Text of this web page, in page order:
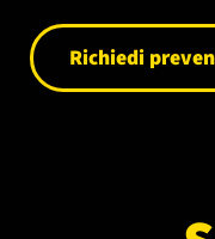
Richiedi